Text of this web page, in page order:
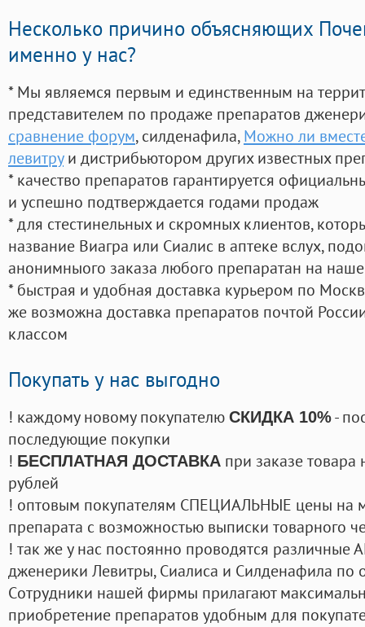
Несколько причино объясняющих
именно у нас?
* Мы являемся первым и единственным на
представителем по продаже препаратов
сравнение форум, силденафила, Можно ли
левитруи дистрибьютором других известных
* качество препаратов гарантируется
и успешно подтверждается годами продаж
* для стестинельных и скромных клиентов,
название Виагра или Сиалис в аптеке вслух,
анонимныого заказа любого препаратан на
* быстрая и удобная доставка курьером по
же возможна доставка препаратов почтой
классом
Покупать у нас выгодно
! каждому новому покупателю СКИДКА 10%-
последующие покупки
! БЕСПЛАТНАЯ ДОСТАВКА при заказе
рублей
! оптовым покупателям СПЕЦИАЛЬНЫЕ цены на
препарата с возможностью выписки товарного
! так же у нас постоянно проводятся
дженерики Левитры, Сиалиса и Силденафила по
Cотрудники нашей фирмы прилагают
приобретение препаратов удобным для